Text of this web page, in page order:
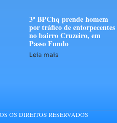
3º BPChq prende homem
por tráfico de entorpecentes
no bairro Cruzeiro, em
Passo Fundo
Leia mais
OS DIREITOS RESERVADOS